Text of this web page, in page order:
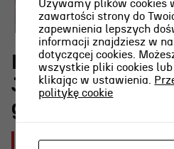
Rodzinne
Joanną Pinkwart 8
g.12.00
2026-08-06 [czw]
Używamy plików cookies
zawartości strony do
zapewnienia lepszych
informacji znajdziesz w
dotyczącej cookies.
wszystkie pliki cookies
klikając w ustawienia.
politykę cookie